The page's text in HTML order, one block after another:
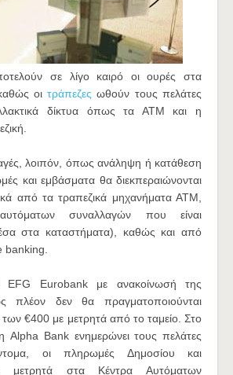
σε λίγο καιρό οι ουρές στα
οιτράπεζες ωθούν τους πελάτες
δίκτυα όπως τα ΑΤΜ και η
λοιπόν, όπως ανάληψη ή κατάθεση
και εμβάσματα θα διεκπεραιώνονται
από τα τραπεζικά μηχανήματα ΑΤΜ,
συναλλαγών που είναι
στα καταστήματα), καθώς και από
banking.
Eurobank με ανακοίνωσή της
πλέον δεν θα πραγματοποιούνται
€400 με μετρητά από το ταμείο. Στο
η Alpha Bank ενημερώνει τους πελάτες
οι πληρωμές Δημοσίου και
μετρητά στα Κέντρα Αυτόματων